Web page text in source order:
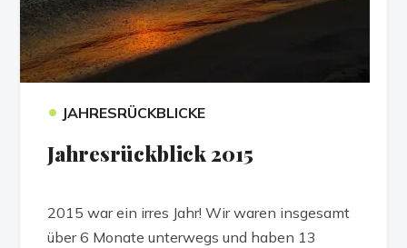
• JAHRESRÜCKBLICKE
Jahresrückblick 2015
2015 war ein irres Jahr! Wir waren insgesamt
über 6 Monate unterwegs und haben 13